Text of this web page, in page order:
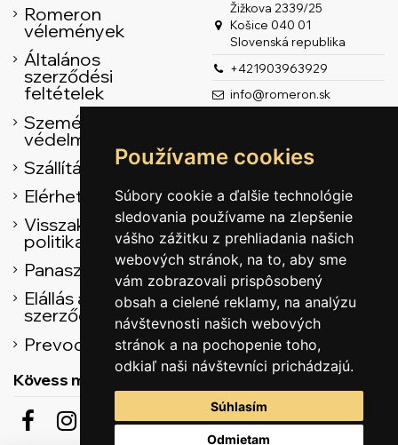
Používame cookies
Súbory cookie a ďalšie technológie
sledovania používame na zlepšenie
vášho zážitku z prehliadania našich
webových stránok, na to, aby sme
vám zobrazovali prispôsobený
obsah a cielené reklamy, na analýzu
návštevnosti našich webových
stránok a na pochopenie toho,
odkiaľ naši návštevníci prichádzajú.
Súhlasím
Odmietam
Romeron
vélemények
Általános
szerződési
feltételek
Személyes adatok
védelme
Szállítás
Elérhetőség
Visszaküldési
politika
Panasz űrlap
Elállás az adásvételi
szerződéstől
Prevodník
Žižkova 2339/25
Košice 040 01
Slovenská republika
+421903963929
info@romeron.sk
Kövess minket